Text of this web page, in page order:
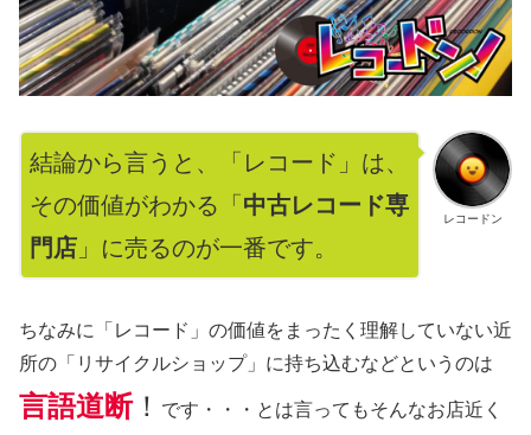
レコードン
結論から言うと、「レコード」は、
その価値がわかる「 中古レコード専
門店 」に売るのが一番です。
ちなみに「レコード」の価値をまったく理解していない近
所の「リサイクルショップ」に持ち込むなどというのは
言語道断！
です・・・とは言ってもそんなお店近く